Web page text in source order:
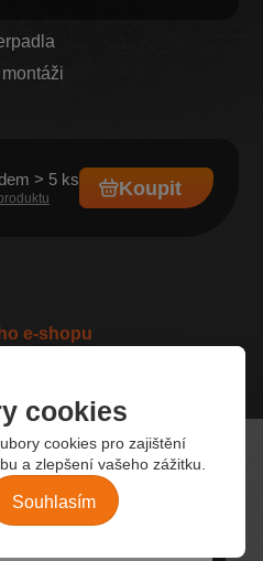
> 5 ks Koupit
e-shopu
cookies
cookies pro zajištění
a zlepšení vašeho zážitku.
Souhlasím